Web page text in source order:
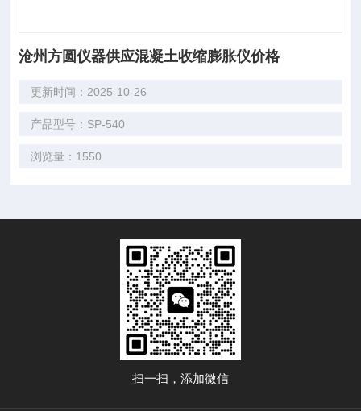
沧州方圆仪器供应混凝土收缩膨胀仪价格
更新时间：2025-10-26
产品型号：SP-540
浏览量：1550
扫一扫，添加微信